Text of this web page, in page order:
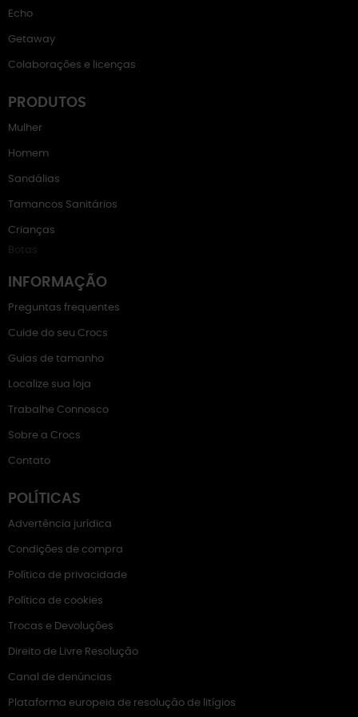
Echo
Getaway
Colaborações e licenças
PRODUTOS
Mulher
Homem
Sandálias
Tamancos Sanitários
Crianças
Botas
INFORMAÇÃO
Preguntas frequentes
Cuide do seu Crocs
Guias de tamanho
Localize sua loja
Trabalhe Connosco
Sobre a Crocs
Contato
POLÍTICAS
Advertência jurídica
Condições de compra
Política de privacidade
Política de cookies
Trocas e Devoluções
Direito de Livre Resolução
Canal de denúncias
Plataforma europeia de resolução de litígios